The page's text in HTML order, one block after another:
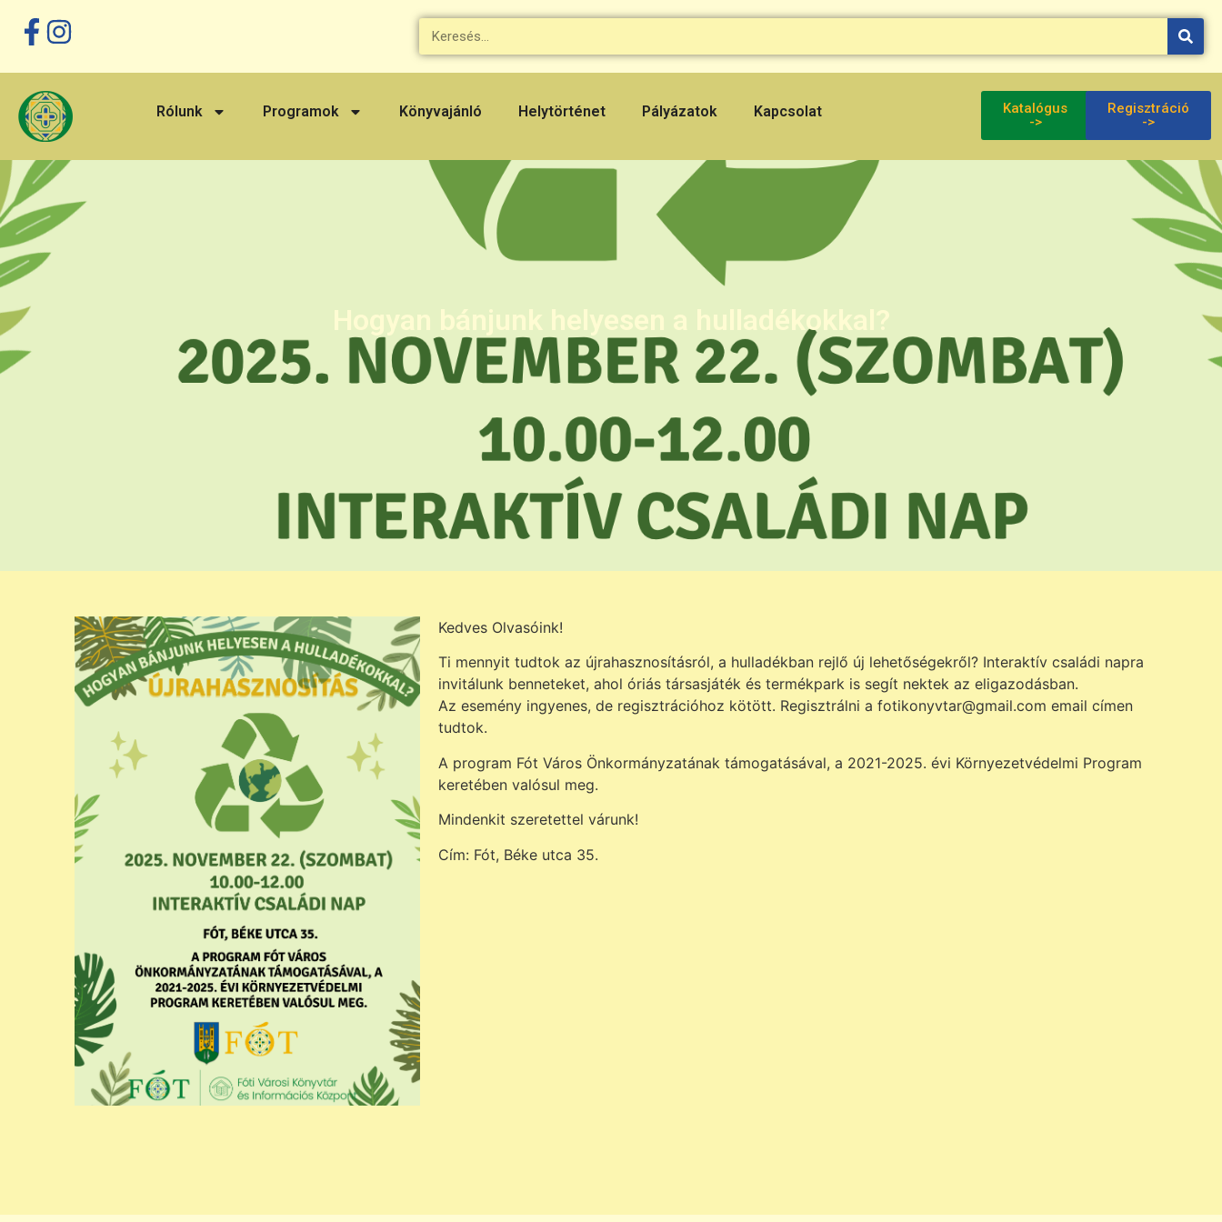
Rólunk Programok Könyvajánló Helytörténet Pályázatok Kapcsolat
Katalógus
->
Regisztráció
->
Hogyan bánjunk helyesen a hulladékokkal?
Kedves Olvasóink!
Ti mennyit tudtok az újrahasznosításról, a hulladékban rejlő új lehetőségekről? Interaktív családi napra
invitálunk benneteket, ahol óriás társasjáték és termékpark is segít nektek az eligazodásban.
Az esemény ingyenes, de regisztrációhoz kötött. Regisztrálni a fotikonyvtar@gmail.com email címen
tudtok.
A program Fót Város Önkormányzatának támogatásával, a 2021-2025. évi Környezetvédelmi Program
keretében valósul meg.
Mindenkit szeretettel várunk!
Cím: Fót, Béke utca 35.